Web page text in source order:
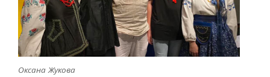
Оксана Жукова